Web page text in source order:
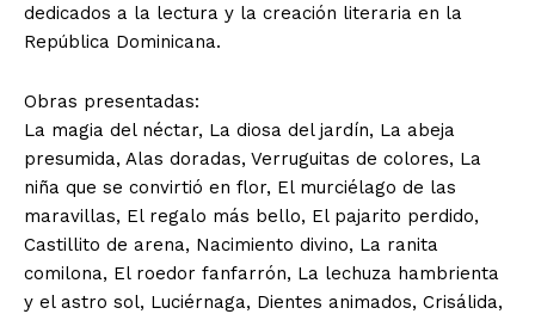
dedicados a la lectura y la creación literaria en la
República Dominicana.
Obras presentadas:
La magia del néctar, La diosa del jardín, La abeja
presumida, Alas doradas, Verruguitas de colores, La
niña que se convirtió en flor, El murciélago de las
maravillas, El regalo más bello, El pajarito perdido,
Castillito de arena, Nacimiento divino, La ranita
comilona, El roedor fanfarrón, La lechuza hambrienta
y el astro sol, Luciérnaga, Dientes animados, Crisálida,